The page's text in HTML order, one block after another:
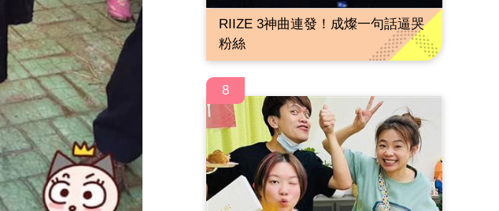
RIIZE 3神曲連發！成燦一句話逼哭
粉絲
8